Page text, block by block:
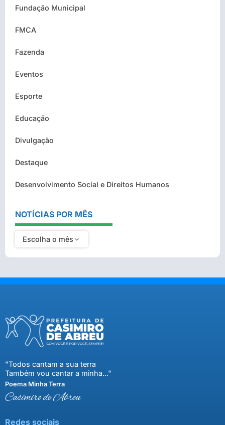
Fundação Municipal
FMCA
Fazenda
Eventos
Esporte
Educação
Divulgação
Destaque
Desenvolvimento Social e Direitos Humanos
NOTÍCIAS POR MÊS
Escolha o mês
"Todos cantam a sua terra
Também vou cantar a minha..."
Poema Minha Terra
Casimiro de Abreu
Redes sociais